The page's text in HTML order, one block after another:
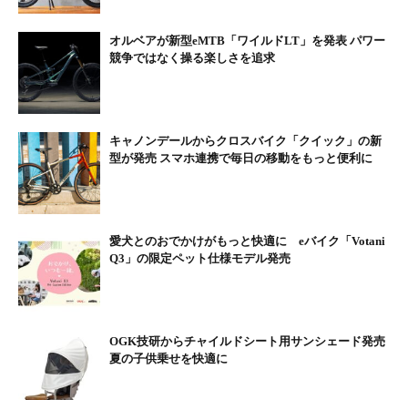
オルベアが新型eMTB「ワイルドLT」を発表 パワー
競争ではなく操る楽しさを追求
キャノンデールからクロスバイク「クイック」の新
型が発売 スマホ連携で毎日の移動をもっと便利に
愛犬とのおでかけがもっと快適に eバイク「Votani
Q3」の限定ペット仕様モデル発売
OGK技研からチャイルドシート用サンシェード発売
夏の子供乗せを快適に